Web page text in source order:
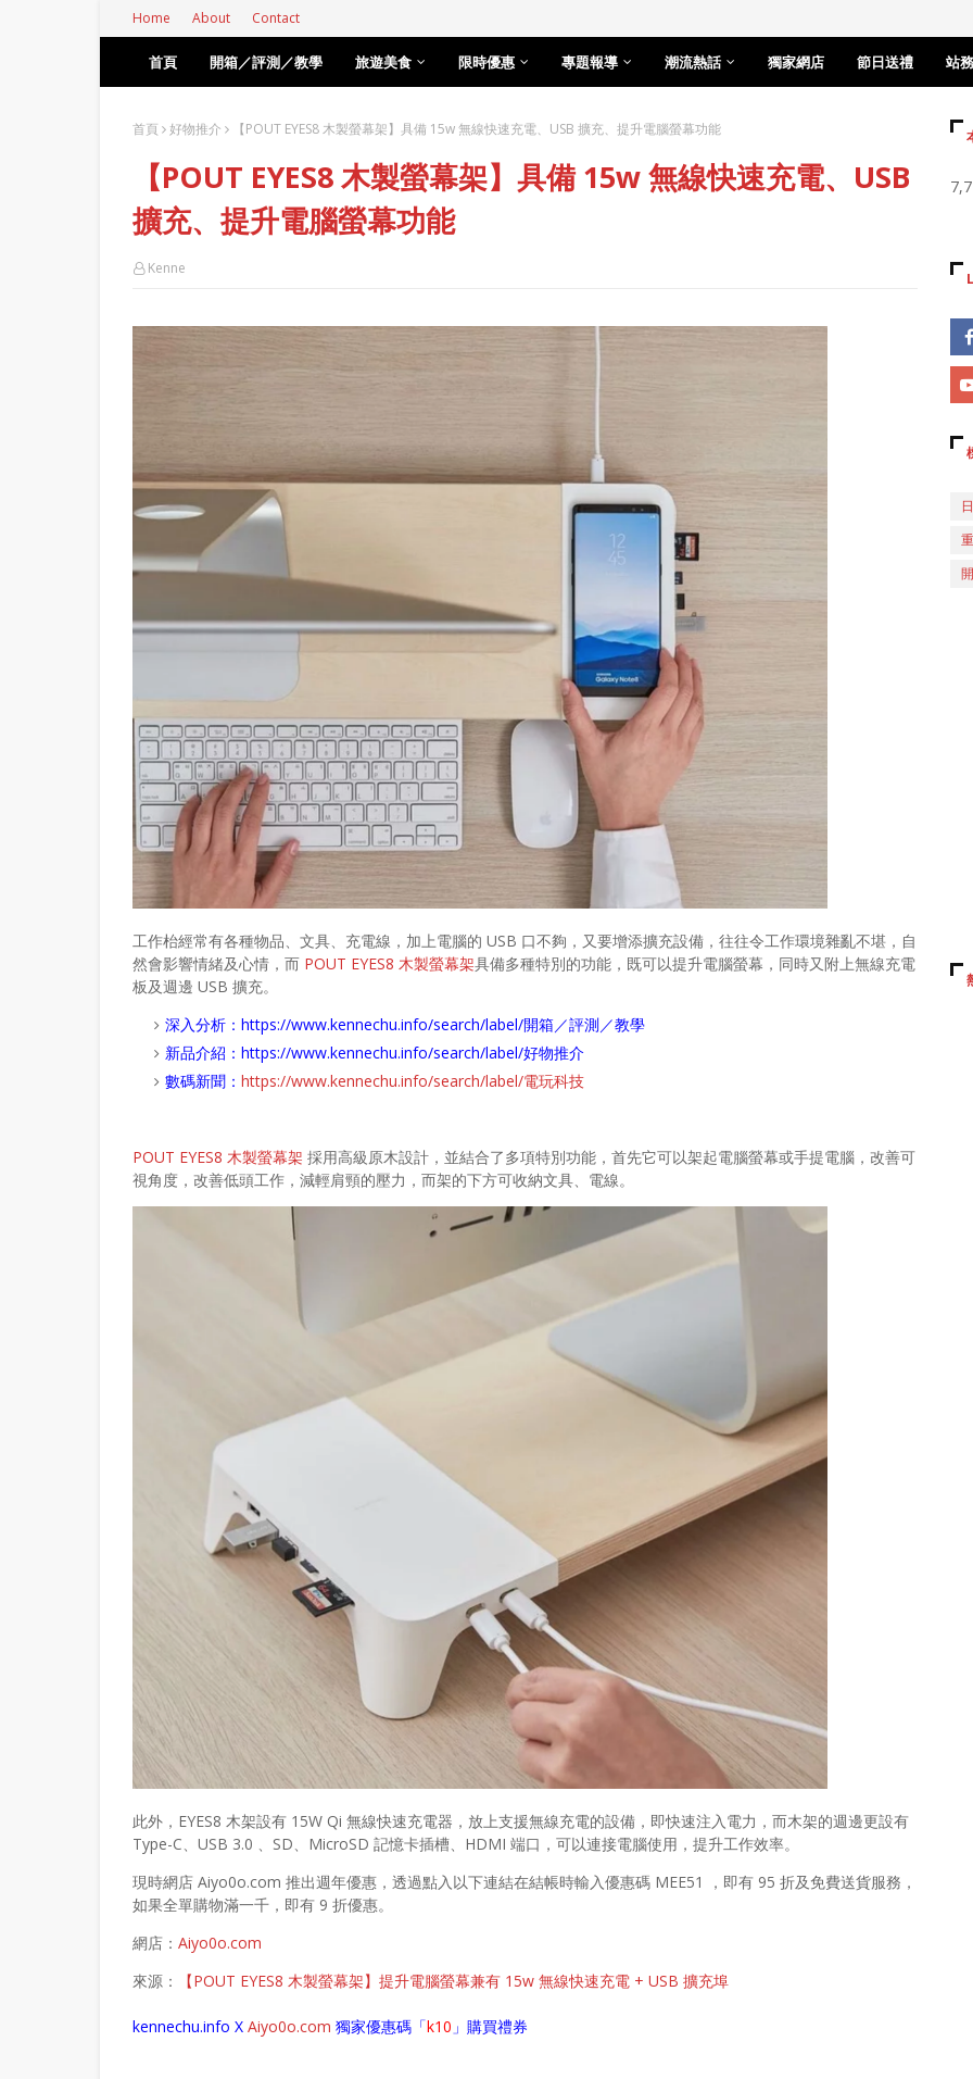
Home About Contact
首頁 開箱／評測／教學 旅遊美食 限時優惠 專題報導 潮流熱話 獨家網店 節日送禮 站
首頁 好物推介 【POUT EYES8 木製螢幕架】具備 15w 無線快速充電、USB 擴充、提升電腦螢幕功能
【POUT EYES8 木製螢幕架】具備 15w 無線快速充電、USB
擴充、提升電腦螢幕功能
Kenne
工作枱經常有各種物品、文具、充電線，加上電腦的 USB 口不夠，又要增添擴充設備，往往令工作環境雜亂不堪，自
然會影響情緒及心情，而 POUT EYES8 木製螢幕架具備多種特別的功能，既可以提升電腦螢幕，同時又附上無線充電
板及週邊 USB 擴充。
深入分析： https://www.kennechu.info/search/label/開箱／評測／教學
新品介紹： https://www.kennechu.info/search/label/好物推介
數碼新聞： https://www.kennechu.info/search/label/電玩科技
POUT EYES8 木製螢幕架 採用高級原木設計，並結合了多項特別功能，首先它可以架起電腦螢幕或手提電腦，改善可
視角度，改善低頭工作，減輕肩頸的壓力，而架的下方可收納文具、電線。
此外，EYES8 木架設有 15W Qi 無線快速充電器，放上支援無線充電的設備，即快速注入電力，而木架的週邊更設有
Type-C、USB 3.0 、SD、MicroSD 記憶卡插槽、HDMI 端口，可以連接電腦使用，提升工作效率。
現時網店 Aiyo0o.com 推出週年優惠，透過點入以下連結在結帳時輸入優惠碼 MEE51 ，即有 95 折及免費送貨服務，
如果全單購物滿一千，即有 9 折優惠。
網店： Aiyo0o.com
來源：
【POUT EYES8 木製螢幕架】提升電腦螢幕兼有 15w 無線快速充電 + USB 擴充埠
kennechu.info X Aiyo0o.com 獨家優惠碼「k10 」購買禮券